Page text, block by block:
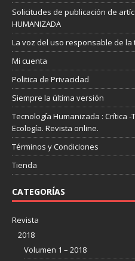
Solicitudes de publicación de
HUMANIZADA
La voz del uso responsable de la
Mi cuenta
Politica de Privacidad
Siempre la última versión
Tecnología Humanizada : Crítica
Ecología. Revista online.
Términos y Condiciones
Tienda
CATEGORÍAS
Revista
2018
Volumen 1 – 2018